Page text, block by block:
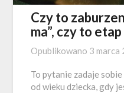
Czy to
ma”, czy to
Opublikowano 3 marca
To pytanie zadaje
od wieku dziecka, gdy